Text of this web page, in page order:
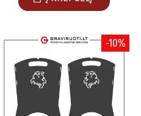
-10%